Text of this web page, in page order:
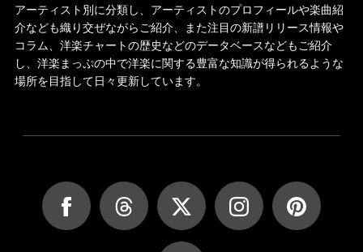
アーティスト別に分類し、アーティストのプロフィールや楽曲紹
介なども織り交ぜながらご紹介、また注目の新譜リリース情報や
コラム、洋楽チャートの歴史などのデータベースなどもご紹介
し、洋楽まっぷの中で洋楽に関する豊富な知識が得られるような
場所を目指して日々更新しています。